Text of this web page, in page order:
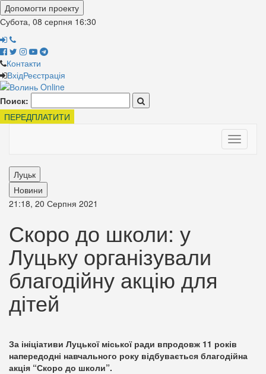
Допомогти проекту
Субота, 08 серпня 16:30
Контакти
ВхідРеєстрація
Поиск:
ПЕРЕДПЛАТИТИ
Toggle
Луцьк
Новини
21:18, 20 Серпня 2021
Скоро до школи: у
Луцьку організували
благодійну акцію для
дітей
За ініціативи Луцької міської ради впродовж 11 років
напередодні навчального року відбувається благодійна
акція “Скоро до школи”.